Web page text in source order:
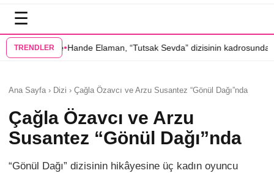
☰
TRENDLER
Elaman, “Tutsak Sevda” dizisinin kadrosunda•Serenay Sarıkaya’lı
Ana Sayfa › Dizi › Çağla Özavcı ve Arzu Susantez “Gönül Dağı”nda
Çağla Özavcı ve Arzu
Susantez “Gönül Dağı”nda
“Gönül Dağı” dizisinin hikâyesine üç kadın oyuncu